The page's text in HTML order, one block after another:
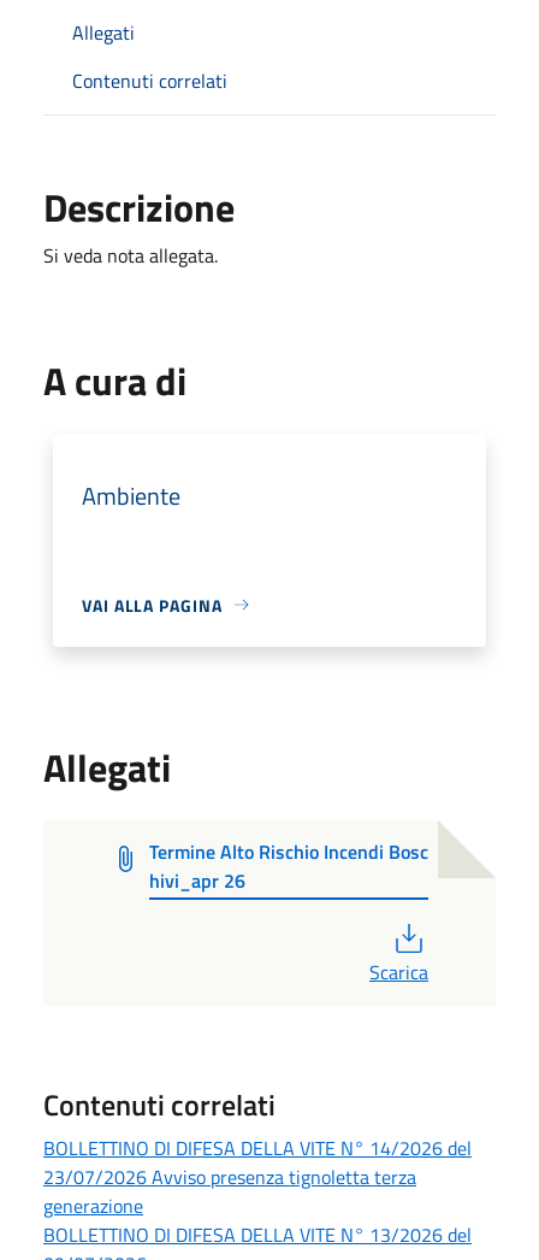
Allegati
Contenuti correlati
Descrizione
Si veda nota allegata.
A cura di
Ambiente
VAI ALLA PAGINA
Allegati
Termine Alto Rischio Incendi Bosc
hivi_apr 26
Scarica
Contenuti correlati
BOLLETTINO DI DIFESA DELLA VITE N° 14/2026 del
23/07/2026 Avviso presenza tignoletta terza
generazione
BOLLETTINO DI DIFESA DELLA VITE N° 13/2026 del